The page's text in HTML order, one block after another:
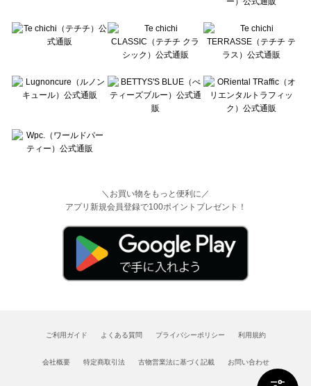
＼お買い物をもっと便利に／
アプリ新規会員登録で100ポイントプレゼント！
ご利用ガイド よくある質問 プライバシーポリシー 利用規約
会社概要 特定商取引法 古物営業法に基づく記載 お問い合わせ